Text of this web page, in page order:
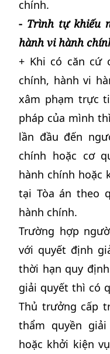
chính.
- Trình tự khiếu
hành vi hành
+ Khi có căn cứ
chính, hành vi
xâm phạm trực
pháp của mình
lần đầu đến
chính hoặc cơ
hành chính hoặc
tại Tòa án theo
hành chính.
Trường hợp
với quyết định
thời hạn quy
giải quyết thì có
Thủ trưởng cấp
thẩm quyền
hoặc khởi kiện